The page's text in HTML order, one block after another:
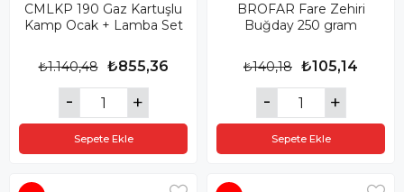
CMLKP 190 Gaz Kartuşlu
Kamp Ocak + Lamba Set
₺855,36
₺1.140,48
Sepete Ekle
BROFAR Fare Zehiri
Buğday 250 gram
₺105,14
₺140,18
Sepete Ekle